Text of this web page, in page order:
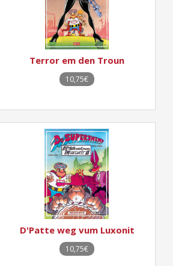
Terror em den Troun
10,75€
D'Patte weg vum Luxonit
10,75€